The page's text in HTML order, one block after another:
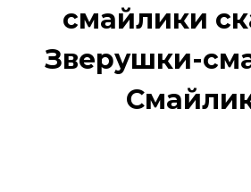
смайлики
Зверушки-